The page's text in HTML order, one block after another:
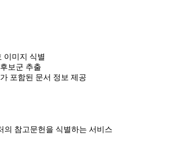
이미지 식별
보군 추출
포함된 문서 정보 제공
의 참고문헌을 식별하는 서비스